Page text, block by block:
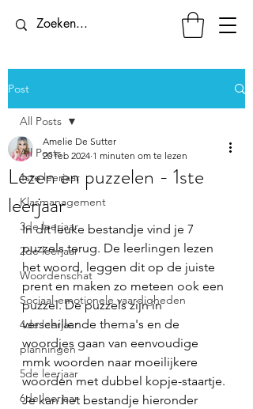
Post
All Posts
1ste leerjaar
Klasmanagement
3de leerjaar
2de leerjaar
Woordenschat
Sociaal-emotionele vaardigheden
4de leerjaar
planningen
5de leerjaar
6de leerjaar
All Posts
Lezen en puzzelen - 1ste
leerjaar
Amelie De Sutter
20 feb 2024 1 minuten om te lezen
In dit leuke bestandje vind je 7
puzzels terug. De leerlingen lezen
het woord, leggen dit op de juiste
prent en maken zo meteen ook een
puzzel. De puzzels zijn in
verschillende thema's en de
woordjes gaan van eenvoudige
mmk woorden naar moeilijkere
woorden met dubbel kopje-staartje.
Je kan het bestandje hieronder